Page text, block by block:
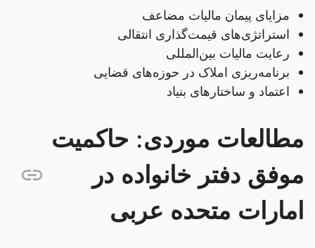
مزایای پیمان مالیات مضاعف
استراتژی‌های قیمت‌گذاری انتقالی
رعایت مالیات بین‌المللی
برنامه‌ریزی املاک در حوزه‌های قضایی
اعتماد و ساختارهای بنیاد
مطالعات موردی: حاکمیت
موفق دفتر خانواده در
امارات متحده عربی